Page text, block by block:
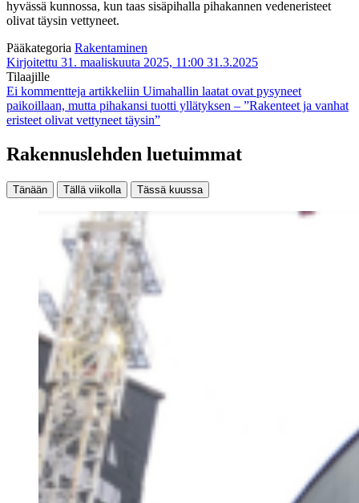
hyvässä kunnossa, kun taas sisäpihalla pihakannen vedeneristeet
olivat täysin vettyneet.
Pääkategoria Rakentaminen
Kirjoitettu 31. maaliskuuta 2025, 11:00 31.3.2025
Tilaajille
Ei kommentteja artikkeliin Uimahallin laatat ovat pysyneet
paikoillaan, mutta pihakansi tuotti yllätyksen – ”Rakenteet ja vanhat
eristeet olivat vettyneet täysin”
Rakennuslehden luetuimmat
Tänään Tällä viikolla Tässä kuussa